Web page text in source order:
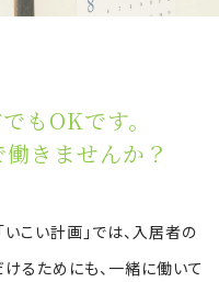
もOKです。
きませんか？
こい計画」では、入居者の
るためにも、一緒に働いて